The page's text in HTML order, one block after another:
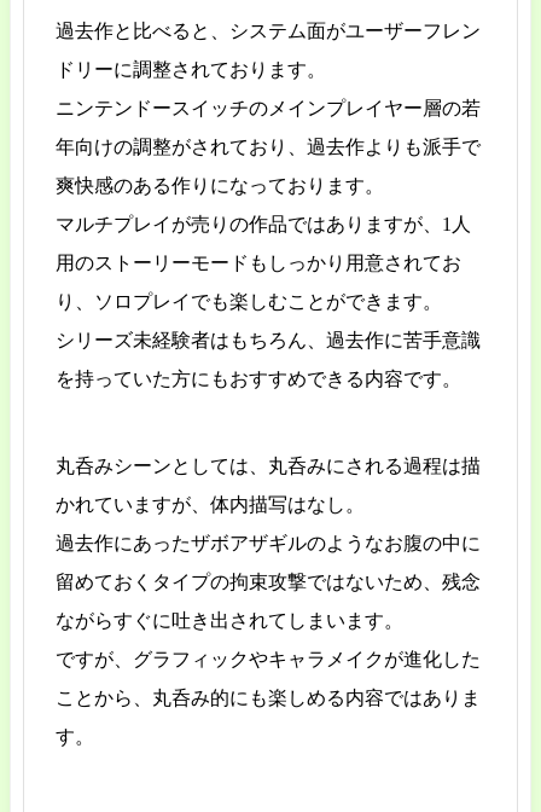
過去作と比べると、システム面がユーザーフレン
ドリーに調整されております。
ニンテンドースイッチのメインプレイヤー層の若
年向けの調整がされており、過去作よりも派手で
爽快感のある作りになっております。
マルチプレイが売りの作品ではありますが、1人
用のストーリーモードもしっかり用意されてお
り、ソロプレイでも楽しむことができます。
シリーズ未経験者はもちろん、過去作に苦手意識
を持っていた方にもおすすめできる内容です。
丸呑みシーンとしては、丸呑みにされる過程は描
かれていますが、体内描写はなし。
過去作にあったザボアザギルのようなお腹の中に
留めておくタイプの拘束攻撃ではないため、残念
ながらすぐに吐き出されてしまいます。
ですが、グラフィックやキャラメイクが進化した
ことから、丸呑み的にも楽しめる内容ではありま
す。